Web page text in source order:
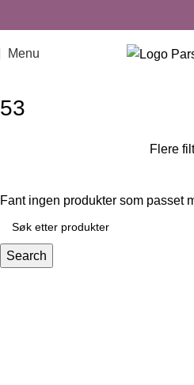
Menu
53
Flere
Fant ingen produkter som passet
Search